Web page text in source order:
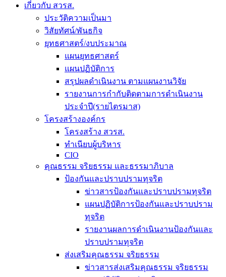
เกี่ยวกับ สวรส.
ประวัติความเป็นมา
วิสัยทัศน์/พันธกิจ
ยุทธศาสตร์/งบประมาณ
แผนยุทธศาสตร์
แผนปฏิบัติการ
สรุปผลดำเนินงาน ตามแผนงานวิจัย
รายงานการกำกับติดตามการดำเนินงาน
ประจำปี(รายไตรมาส)
โครงสร้างองค์กร
โครงสร้าง สวรส.
ทำเนียบผู้บริหาร
CIO
คุณธรรม จริยธรรม และธรรมาภิบาล
ป้องกันและปราบปรามทุจริต
ข่าวสารป้องกันและปราบปรามทุจริต
แผนปฏิบัติการป้องกันและปราบปราม
ทุจริต
รายงานผลการดำเนินงานป้องกันและ
ปราบปรามทุจริต
ส่งเสริมคุณธรรม จริยธรรม
ข่าวสารส่งเสริมคุณธรรม จริยธรรม